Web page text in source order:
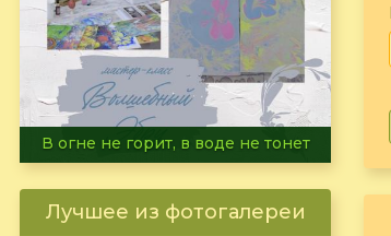
Летние турниры Warhammer
Лучшее из фотогалереи